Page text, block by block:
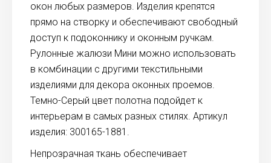
окон любых размеров. Изделия крепятся
прямо на створку и обеспечивают свободный
доступ к подоконнику и оконным ручкам.
Рулонные жалюзи Мини можно использовать
в комбинации с другими текстильными
изделиями для декора оконных проемов.
Темно-Серый цвет полотна подойдет к
интерьерам в самых разных стилях. Артикул
изделия: 300165-1881.
Непрозрачная ткань обеспечивает